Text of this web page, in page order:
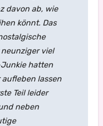
davon ab, wie
könnt. Das
viel
hatten
lassen
Teil leider
neben